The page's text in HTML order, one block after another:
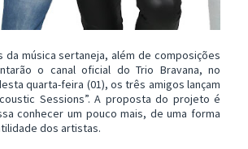
da música sertaneja, além de composições
o canal oficial do Trio Bravana, no
quarta-feira (01), os três amigos lançam
Sessions”. A proposta do projeto é
conhecer um pouco mais, de uma forma
dos artistas.